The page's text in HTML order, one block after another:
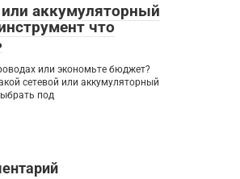
аккумуляторный
что
или экономьте бюджет?
сетевой или аккумуляторный
под